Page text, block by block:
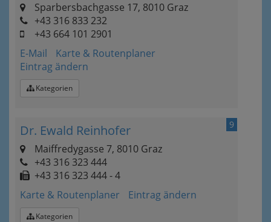
Sparbersbachgasse 17, 8010 Graz
+43 316 833 232
+43 664 101 2901
E-Mail
Karte & Routenplaner
Eintrag ändern
Kategorien
9
Dr. Ewald Reinhofer
Maiffredygasse 7, 8010 Graz
+43 316 323 444
+43 316 323 444 - 4
Karte & Routenplaner
Eintrag ändern
Kategorien